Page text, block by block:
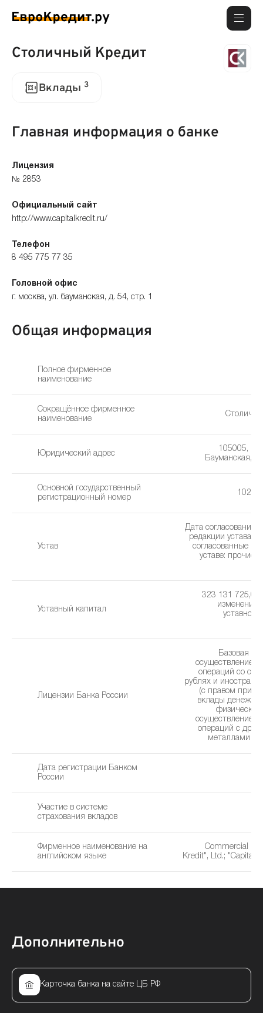
Столичный Кредит
Вклады 3
Главная информация о банке
Лицензия
№ 2853
Официальный сайт
http://www.capitalkredit.ru/
Телефон
8 495 775 77 35
Головной офис
г. москва, ул. бауманская, д. 54, стр. 1
Общая информация
Полное фирменное
наименование
Сокращённое фирменное
наименование
Юридический адрес
105005, г.
Бауманская, д.
Основной государственный
регистрационный номер
Устав
Дата согласования
редакции устава:
cогласованные
уставe: прочие
Уставный капитал
323 131 725,00
изменения
уставного
Лицензии Банка России
Базовая
осуществление
операций со
рублях и
(с правом
вклады
осуществление
операций с
металлами
Дата регистрации Банком
России
Участие в системе
страхования вкладов
Фирменное наименование на
английском языке
Commercial
Kredit", Ltd.; "Capital
Дополнительно
Карточка банка на сайте ЦБ РФ